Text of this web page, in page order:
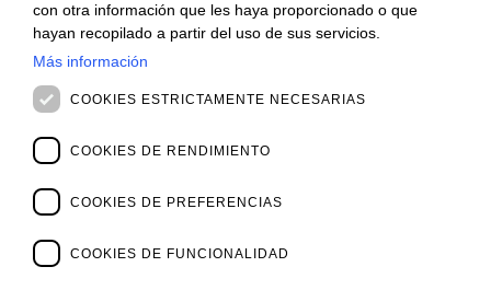
CONTACTO
Oficinas
Contáctanos
Vacantes
NOVEDADES
Webinars
Archivo de Webinars
Noticias y Eventos
Archivo de Eventos
Clientes
con otra información que les haya proporcionado o que
hayan recopilado a partir del uso de sus servicios.
Más información
COOKIES ESTRICTAMENTE NECESARIAS
COOKIES DE RENDIMIENTO
COOKIES DE PREFERENCIAS
COOKIES DE FUNCIONALIDAD